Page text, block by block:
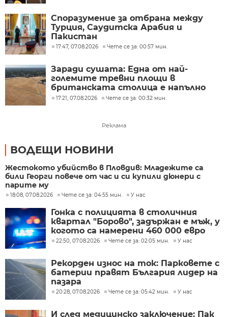
Споразумение за отбрана между
Турция, Саудитска Арабия и
Пакистан
17:47, 07.08.2026 Чете се за: 00:57 мин.
Заради сушата: Една от най-
големите тревни площи в
британската столица е напълно
изгоряла
17:21, 07.08.2026 Чете се за: 00:32 мин.
Реклама
ВОДЕЩИ НОВИНИ
Жестокото убийство в Пловдив: Младежите са
били Георги повече от час и си купили дюнери с
парите му
18:08, 07.08.2026 Чете се за: 04:55 мин. У нас
Гонка с полицията в столичния
квартал "Борово", задържан е мъж, у
когото са намерени 460 000 евро
22:50, 07.08.2026 Чете се за: 02:05 мин. У нас
Рекорден износ на ток: Парковете с
батерии правят България лидер на
пазара
20:28, 07.08.2026 Чете се за: 05:42 мин. У нас
И след медицинско заключение: Пак